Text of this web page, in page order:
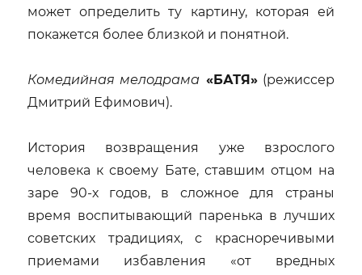
может определить ту картину, которая ей
покажется более близкой и понятной.
Комедийная мелодрама «БАТЯ»(режиссер
Дмитрий Ефимович).
История возвращения уже взрослого
человека к своему Бате, ставшим отцом на
заре 90-х годов, в сложное для страны
время воспитывающий паренька в лучших
советских традициях, с красноречивыми
приемами избавления «от вредных